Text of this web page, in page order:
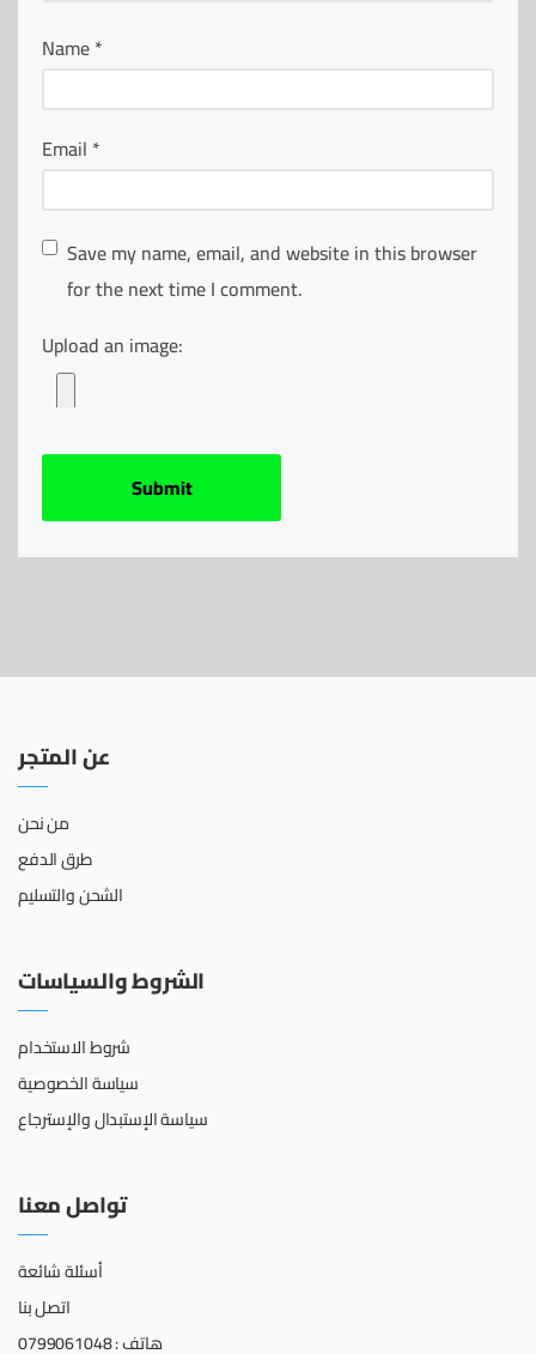
Name*
Email *
Save my name, email, and website in this browser
for the next time I comment.
Upload an image:
عن المتجر
من نحن
طرق الدفع
الشحن والتسليم
الشروط والسياسات
شروط الاستخدام
سياسة الخصوصية
سياسة الإستبدال والإسترجاع
تواصل معنا
أسئلة شائعة
اتصل بنا
هاتف : 0799061048